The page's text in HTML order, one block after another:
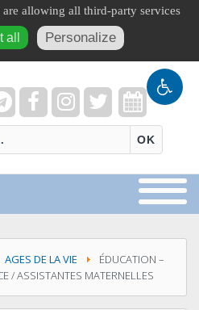
OK
AGES DE LA VIE
ÉDUCATION –
/ ASSISTANTES MATERNELLES
are allowing all third-party services
Personalize